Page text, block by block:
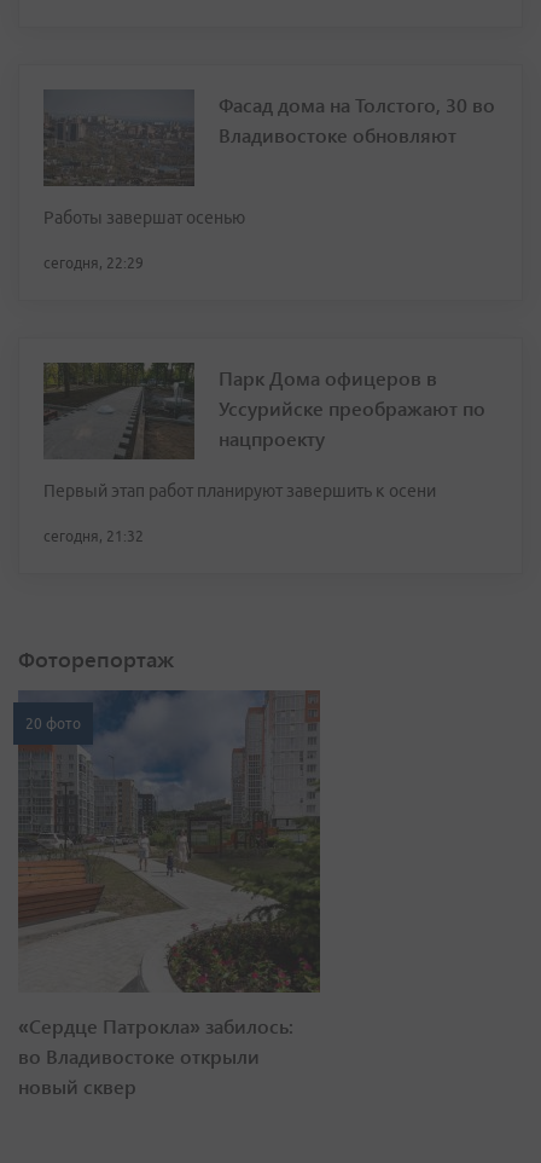
Фасад дома на Толстого, 30 во
Владивостоке обновляют
Работы завершат осенью
сегодня, 22:29
Парк Дома офицеров в
Уссурийске преображают по
нацпроекту
Первый этап работ планируют завершить к осени
сегодня, 21:32
Фоторепортаж
20 фото
«Сердце Патрокла» забилось:
во Владивостоке открыли
новый сквер